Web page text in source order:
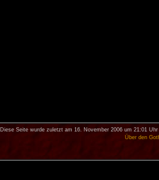
Diese Seite wurde zuletzt am 16. November 2006 um 21:01 Uhr
Über den